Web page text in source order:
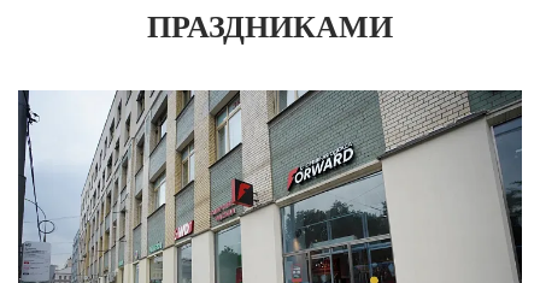
Нижегородская область (1)
Новосибирская область (3)
Омская область (5)
Республика Башкортостан (3)
Республика Крым (1)
Республика Татарстан (2)
ПРАЗДНИКАМИ